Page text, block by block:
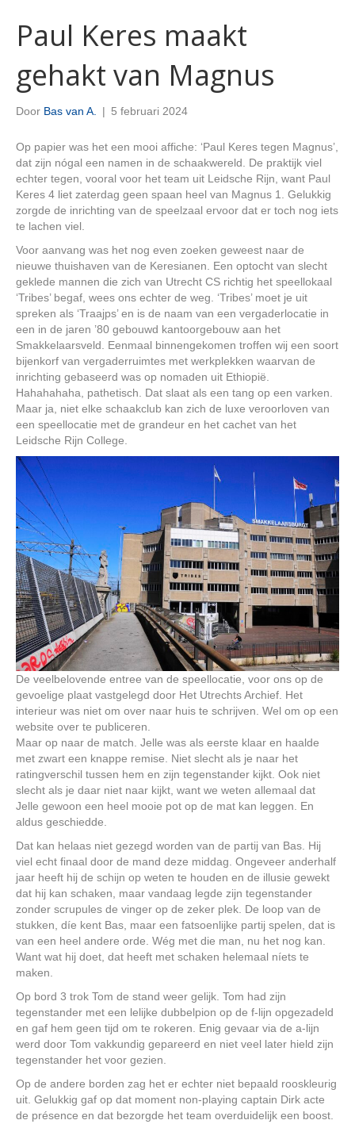
Paul Keres maakt
gehakt van Magnus
Door Bas van A. | 5 februari 2024
Op papier was het een mooi affiche: ‘Paul Keres tegen Magnus’,
dat zijn nógal een namen in de schaakwereld. De praktijk viel
echter tegen, vooral voor het team uit Leidsche Rijn, want Paul
Keres 4 liet zaterdag geen spaan heel van Magnus 1. Gelukkig
zorgde de inrichting van de speelzaal ervoor dat er toch nog iets
te lachen viel.
Voor aanvang was het nog even zoeken geweest naar de
nieuwe thuishaven van de Keresianen. Een optocht van slecht
geklede mannen die zich van Utrecht CS richtig het speellokaal
‘Tribes’ begaf, wees ons echter de weg. ‘Tribes’ moet je uit
spreken als ‘Traajps’ en is de naam van een vergaderlocatie in
een in de jaren ’80 gebouwd kantoorgebouw aan het
Smakkelaarsveld. Eenmaal binnengekomen troffen wij een soort
bijenkorf van vergaderruimtes met werkplekken waarvan de
inrichting gebaseerd was op nomaden uit Ethiopië.
Hahahahaha, pathetisch. Dat slaat als een tang op een varken.
Maar ja, niet elke schaakclub kan zich de luxe veroorloven van
een speellocatie met de grandeur en het cachet van het
Leidsche Rijn College.
De veelbelovende entree van de speellocatie, voor ons op de
gevoelige plaat vastgelegd door Het Utrechts Archief. Het
interieur was niet om over naar huis te schrijven. Wel om op een
website over te publiceren.
Maar op naar de match. Jelle was als eerste klaar en haalde
met zwart een knappe remise. Niet slecht als je naar het
ratingverschil tussen hem en zijn tegenstander kijkt. Ook niet
slecht als je daar niet naar kijkt, want we weten allemaal dat
Jelle gewoon een heel mooie pot op de mat kan leggen. En
aldus geschiedde.
Dat kan helaas niet gezegd worden van de partij van Bas. Hij
viel echt finaal door de mand deze middag. Ongeveer anderhalf
jaar heeft hij de schijn op weten te houden en de illusie gewekt
dat hij kan schaken, maar vandaag legde zijn tegenstander
zonder scrupules de vinger op de zeker plek. De loop van de
stukken, díe kent Bas, maar een fatsoenlijke partij spelen, dat is
van een heel andere orde. Wég met die man, nu het nog kan.
Want wat hij doet, dat heeft met schaken helemaal níets te
maken.
Op bord 3 trok Tom de stand weer gelijk. Tom had zijn
tegenstander met een lelijke dubbelpion op de f-lijn opgezadeld
en gaf hem geen tijd om te rokeren. Enig gevaar via de a-lijn
werd door Tom vakkundig gepareerd en niet veel later hield zijn
tegenstander het voor gezien.
Op de andere borden zag het er echter niet bepaald rooskleurig
uit. Gelukkig gaf op dat moment non-playing captain Dirk acte
de présence en dat bezorgde het team overduidelijk een boost.